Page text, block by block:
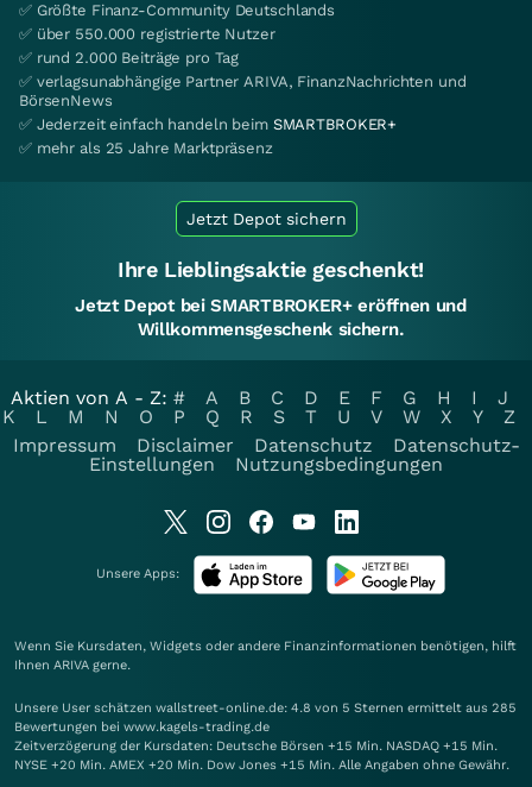
✅ Größte Finanz-Community Deutschlands
✅ über 550.000 registrierte Nutzer
✅ rund 2.000 Beiträge pro Tag
✅ verlagsunabhängige Partner ARIVA, FinanzNachrichten und
BörsenNews
✅ Jederzeit einfach handeln beim SMARTBROKER+
✅ mehr als 25 Jahre Marktpräsenz
Jetzt Depot sichern
Ihre Lieblingsaktie geschenkt!
Jetzt Depot bei SMARTBROKER+ eröffnen und
Willkommensgeschenk sichern.
Aktien von A - Z: # A B C D E F G H I
J
K
L M N O P Q R S T U V W X Y
Z
Impressum
Disclaimer Datenschutz
Datenschutz-
Einstellungen
Nutzungsbedingungen
Unsere Apps:
Wenn Sie Kursdaten, Widgets oder andere Finanzinformationen benötigen, hilft
Ihnen ARIVA gerne.
Unsere User schätzen wallstreet-online.de: 4.8 von 5 Sternen ermittelt aus 285
Bewertungen bei www.kagels-trading.de
Zeitverzögerung der Kursdaten: Deutsche Börsen +15 Min. NASDAQ +15 Min.
NYSE +20 Min. AMEX +20 Min. Dow Jones +15 Min. Alle Angaben ohne Gewähr.